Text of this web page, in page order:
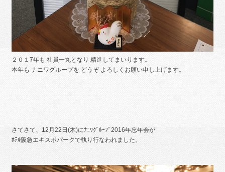
２０１7年も 社員一丸となり 精進してまいります。
本年も ナニワグループを どうぞ よろしくお願い申し上げます。
さてさて、12月22日(木)にﾅﾆﾜｸﾞﾙｰﾌﾟ2016年忘年会が
ﾎﾃﾙ阪急エキスポパークで執り行なわれました。